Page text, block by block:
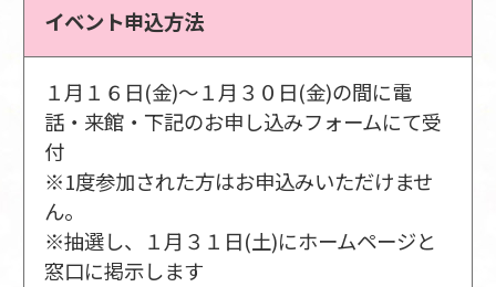
イベント申込方法
１月１６日(金)～１月３０日(金)の間に電
話・来館・下記のお申し込みフォームにて受
付
※1度参加された方はお申込みいただけませ
ん。
※抽選し、１月３１日(土)にホームページと
窓口に掲示します